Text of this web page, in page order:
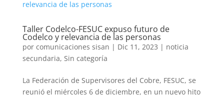
Taller Codelco-FESUC expuso futuro de
Codelco y relevancia de las personas
por comunicaciones sisan | Dic 11, 2023 | noticia
secundaria, Sin categoría
La Federación de Supervisores del Cobre, FESUC, se
reunió el miércoles 6 de diciembre, en un nuevo hito